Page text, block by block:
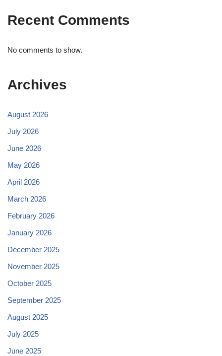
Recent Comments
No comments to show.
Archives
August 2026
July 2026
June 2026
May 2026
April 2026
March 2026
February 2026
January 2026
December 2025
November 2025
October 2025
September 2025
August 2025
July 2025
June 2025